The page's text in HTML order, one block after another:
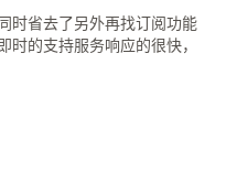
时省去了另外再找订阅功能
的支持服务响应的很快，